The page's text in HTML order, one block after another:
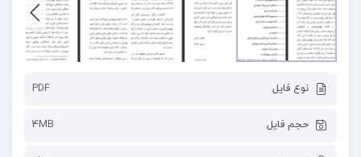
نوع فایل PDF
حجم فایل 4MB